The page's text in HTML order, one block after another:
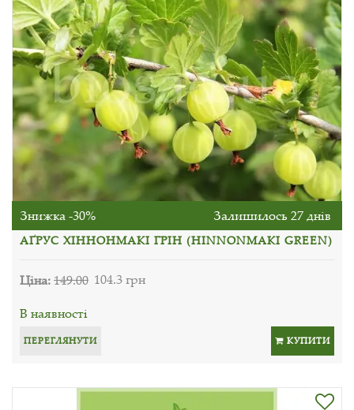
Знижка -30% Залишилось 27 днів
АҐРУС ХІННОНМАКІ ГРІН (HINNONMAKI GREEN)
Ціна:149.00 104.3 грн
В наявності
ПЕРЕГЛЯНУТИ КУПИТИ